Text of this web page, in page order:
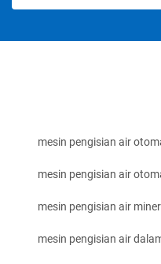
mesin pengisian air
mesin pengisian air
mesin pengisian air
mesin pengisian air